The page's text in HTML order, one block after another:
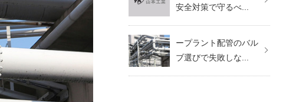
安全対策で守るべ...
ープラント配管のバル
ブ選びで失敗しな...